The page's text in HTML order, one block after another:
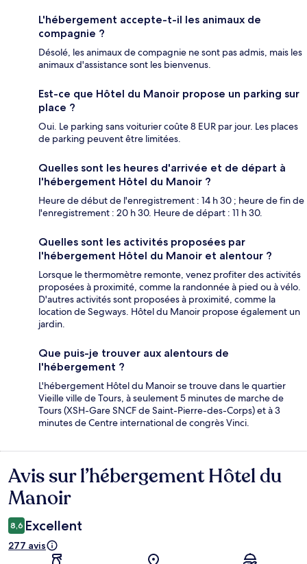
L'hébergement accepte-t-il les animaux de
compagnie ?
Désolé, les animaux de compagnie ne sont pas admis, mais les
animaux d'assistance sont les bienvenus.
Est-ce que Hôtel du Manoir propose un parking sur
place ?
Oui. Le parking sans voiturier coûte 8 EUR par jour. Les places
de parking peuvent être limitées.
Quelles sont les heures d'arrivée et de départ à
l'hébergement Hôtel du Manoir ?
Heure de début de l'enregistrement : 14 h 30 ; heure de fin de
l'enregistrement : 20 h 30. Heure de départ : 11 h 30.
Quelles sont les activités proposées par
l'hébergement Hôtel du Manoir et alentour ?
Lorsque le thermomètre remonte, venez profiter des activités
proposées à proximité, comme la randonnée à pied ou à vélo.
D'autres activités sont proposées à proximité, comme la
location de Segways. Hôtel du Manoir propose également un
jardin.
Que puis-je trouver aux alentours de
l'hébergement ?
L'hébergement Hôtel du Manoir se trouve dans le quartier
Vieille ville de Tours, à seulement 5 minutes de marche de
Tours (XSH-Gare SNCF de Saint-Pierre-des-Corps) et à 3
minutes de Centre international de congrès Vinci.
Avis
Avis sur l’hébergement Hôtel du
Manoir
8,6 Excellent
277 avis